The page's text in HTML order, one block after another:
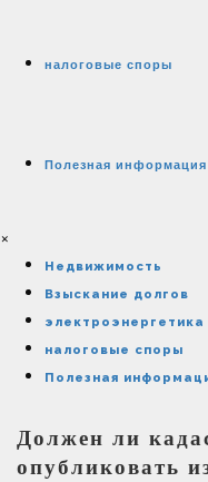
налоговые споры
Полезная информация
×
Недвижимость
Взыскание долгов
электроэнергетика
налоговые споры
Полезная
Должен ли
опубликовать